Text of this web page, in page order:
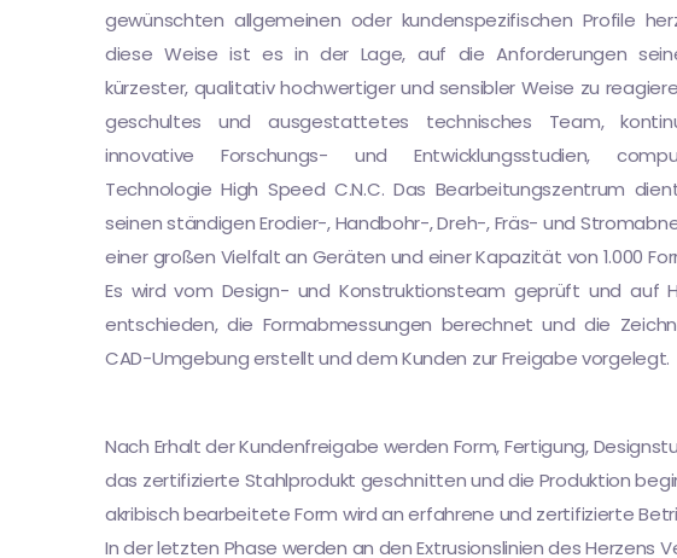
gewünschten allgemeinen oder kundenspezifischen Profile
diese Weise ist es in der Lage, auf die Anforderungen
kürzester, qualitativ hochwertiger und sensibler Weise zu
geschultes und ausgestattetes technisches Team,
innovative Forschungs- und Entwicklungsstudien,
Technologie High Speed ​​​​C.N.C. Das Bearbeitungszentrum
seinen ständigen Erodier-, Handbohr-, Dreh-, Fräs- und
einer großen Vielfalt an Geräten und einer Kapazität von 1.000
Es wird vom Design- und Konstruktionsteam geprüft und auf
entschieden, die Formabmessungen berechnet und die
CAD-Umgebung erstellt und dem Kunden zur Freigabe vorgelegt.
Nach Erhalt der Kundenfreigabe werden Form, Fertigung,
das zertifizierte Stahlprodukt geschnitten und die Produktion
akribisch bearbeitete Form wird an erfahrene und zertifizierte
In der letzten Phase werden an den Extrusionslinien des